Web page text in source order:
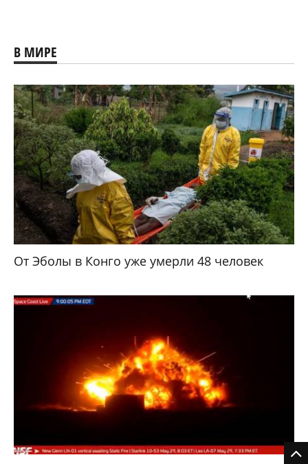
В МИРЕ
От Эболы в Конго уже умерли 48 человек